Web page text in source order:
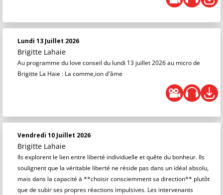
Lundi 13 Juillet 2026
Brigitte Lahaie
Au programme du love conseil du lundi 13 juillet 2026 au micro de
Brigitte La Haie : La comme,ion d'âme
Vendredi 10 Juillet 2026
Brigitte Lahaie
Ils explorent le lien entre liberté individuelle et quête du bonheur. Ils
soulignent que la véritable liberté ne réside pas dans un idéal absolu,
mais dans la capacité à **choisir consciemment sa direction** plutôt
que de subir ses propres réactions impulsives. Les intervenants